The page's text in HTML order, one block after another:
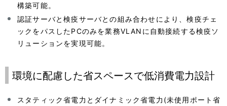
構築可能。
認証サーバと検疫サーバとの組み合わせにより、検疫チェ
ックをパスしたPCのみを業務VLANに自動接続する検疫ソ
リューションを実現可能。
環境に配慮した省スペースで低消費電力設計
スタティック省電力とダイナミック省電力(未使用ポート省